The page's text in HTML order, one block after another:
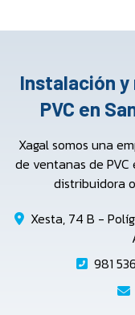
Instalación
PVC en
Xagal somos una
de ventanas de
distribuidora
Xesta, 74 B -
981